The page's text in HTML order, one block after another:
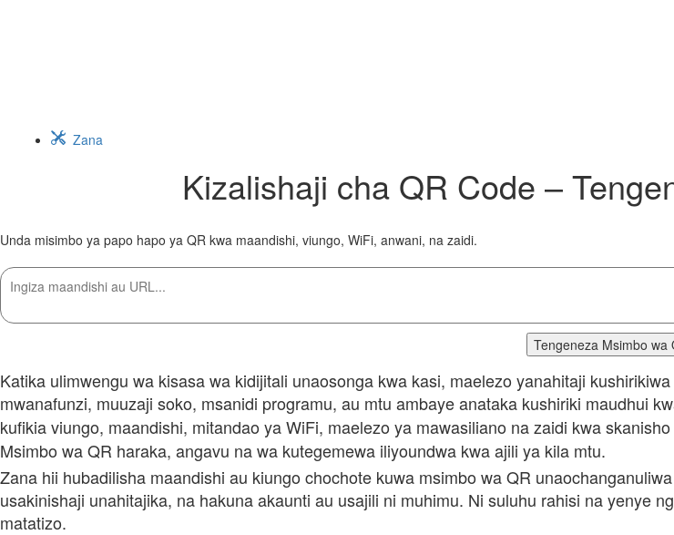
Zana
Kizalishaji cha QR Code –
Unda misimbo ya papo hapo ya QR kwa maandishi, viungo, WiFi, anwani, na zaidi.
Tengeneza Msimbo wa
Katika ulimwengu wa kisasa wa kidijitali unaosonga kwa kasi, maelezo yanahitaji
mwanafunzi, muuzaji soko, msanidi programu, au mtu ambaye anataka kushiriki maudhui
kufikia viungo, maandishi, mitandao ya WiFi, maelezo ya mawasiliano na zaidi kwa
Msimbo wa QR haraka, angavu na wa kutegemewa iliyoundwa kwa ajili ya kila mtu.
Zana hii hubadilisha maandishi au kiungo chochote kuwa msimbo wa QR
usakinishaji unahitajika, na hakuna akaunti au usajili ni muhimu. Ni suluhu rahisi na yenye
matatizo.